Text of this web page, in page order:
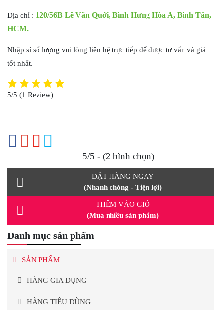
Địa chỉ : 120/56B Lê Văn Quới, Bình Hưng Hòa A, Bình Tân,
HCM.
Nhập sỉ số lượng vui lòng liên hệ trực tiếp để được tư vấn và giá
tốt nhất.
5/5 (1 Review)
5/5 - (2 bình chọn)
ĐẶT HÀNG NGAY
(Nhanh chóng - Tiện lợi)
THÊM VÀO GIỎ
(Mua nhiều sản phẩm)
Danh mục sản phẩm
SẢN PHẨM
HÀNG GIA DỤNG
HÀNG TIÊU DÙNG